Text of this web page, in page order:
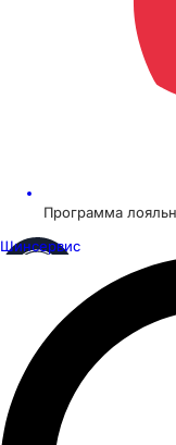
Программа
Шинсервис